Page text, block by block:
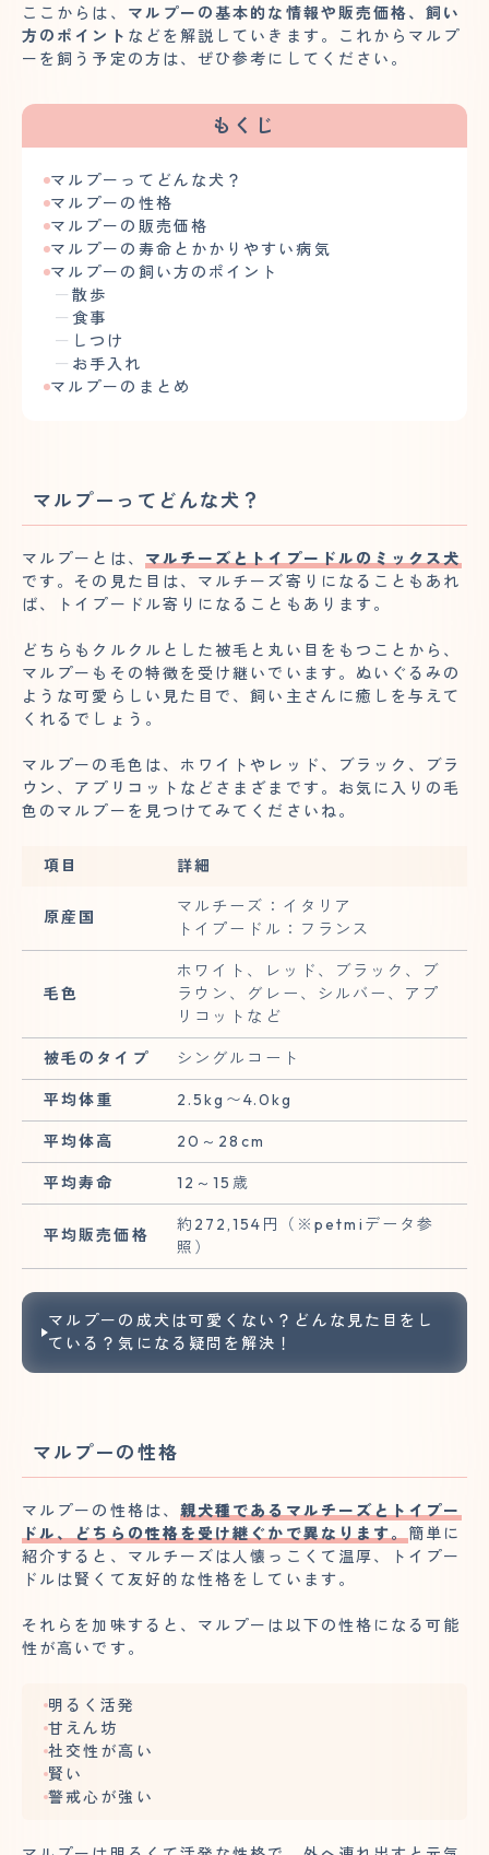
ここからは、 マルプーの基本的な情報や販売価格、飼い
方のポイント などを解説していきます。これからマルプ
ーを飼う予定の方は、ぜひ参考にしてください。
もくじ
マルプーってどんな犬？
マルプーの性格
マルプーの販売価格
マルプーの寿命とかかりやすい病気
マルプーの飼い方のポイント
散歩
食事
しつけ
お手入れ
マルプーのまとめ
マルプーってどんな犬？
マルプーとは、 マルチーズとトイプードルのミックス犬
です。その見た目は、マルチーズ寄りになることもあれ
ば、トイプードル寄りになることもあります。
どちらもクルクルとした被毛と丸い目をもつことから、
マルプーもその特徴を受け継いでいます。ぬいぐるみの
ような可愛らしい見た目で、飼い主さんに癒しを与えて
くれるでしょう。
マルプーの毛色は、ホワイトやレッド、ブラック、ブラ
ウン、アプリコットなどさまざまです。お気に入りの毛
色のマルプーを見つけてみてくださいね。
項目 詳細
原産国
マルチーズ：イタリア
トイプードル：フランス
毛色
ホワイト、レッド、ブラック、ブ
ラウン、グレー、シルバー、アプ
リコットなど
被毛のタイプ シングルコート
平均体重 2.5kg〜4.0kg
平均体高 20～28cm
平均寿命 12～15歳
平均販売価格
約272,154円（※petmiデータ参
照）
マルプーの成犬は可愛くない？どんな見た目をし
ている？気になる疑問を解決！
マルプーの性格
マルプーの性格は、 親犬種であるマルチーズとトイプー
ドル、どちらの性格を受け継ぐかで異なります。 簡単に
紹介すると、マルチーズは人懐っこくて温厚、トイプー
ドルは賢くて友好的な性格をしています。
それらを加味すると、マルプーは以下の性格になる可能
性が高いです。
明るく活発
甘えん坊
社交性が高い
賢い
警戒心が強い